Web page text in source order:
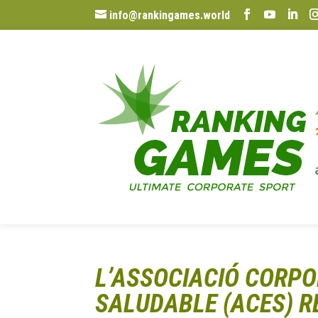
info@rankingames.world
L’ASSOCIACIÓ
SALUDABLE (ACES)